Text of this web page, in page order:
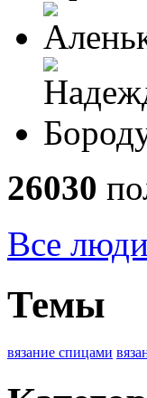
26030
Все люди
Темы
вязание спицами